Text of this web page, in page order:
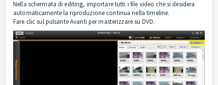
Nella schermata di editing, importare tutti i file video che si desidera
automaticamente la riproduzione continua nella timeline.
Fare clic sul pulsante Avanti per masterizzare su DVD.